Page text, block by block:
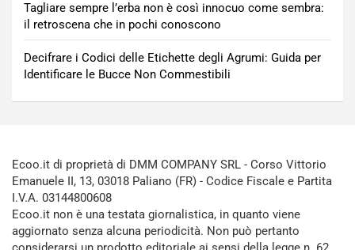
Tagliare sempre l’erba non è così innocuo come sembra:
il retroscena che in pochi conoscono
Decifrare i Codici delle Etichette degli Agrumi: Guida per
Identificare le Bucce Non Commestibili
Ecoo.it di proprietà di DMM COMPANY SRL - Corso Vittorio
Emanuele II, 13, 03018 Paliano (FR) - Codice Fiscale e Partita
I.V.A. 03144800608
Ecoo.it non è una testata giornalistica, in quanto viene
aggiornato senza alcuna periodicità. Non può pertanto